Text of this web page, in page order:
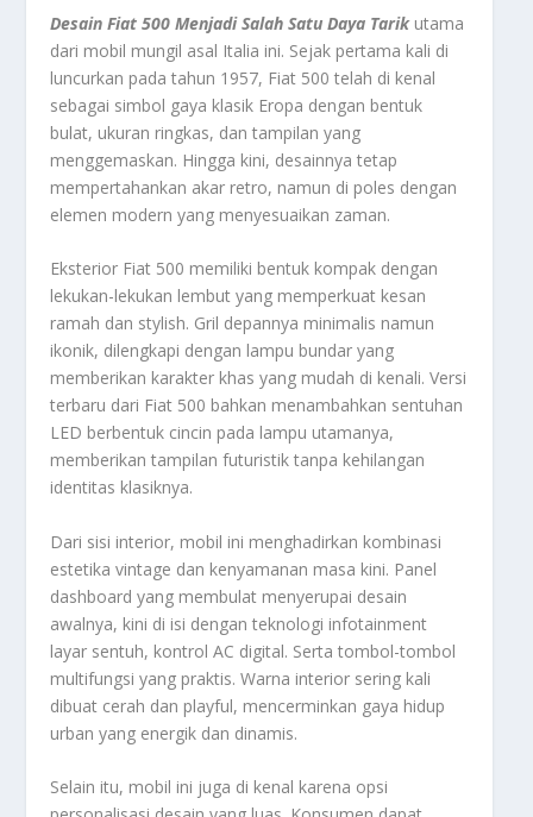
Desain Fiat 500 Menjadi Salah Satu Daya Tarikutama
dari mobil mungil asal Italia ini. Sejak pertama kali di
luncurkan pada tahun 1957, Fiat 500 telah di kenal
sebagai simbol gaya klasik Eropa dengan bentuk
bulat, ukuran ringkas, dan tampilan yang
menggemaskan. Hingga kini, desainnya tetap
mempertahankan akar retro, namun di poles dengan
elemen modern yang menyesuaikan zaman.
Eksterior Fiat 500 memiliki bentuk kompak dengan
lekukan-lekukan lembut yang memperkuat kesan
ramah dan stylish. Gril depannya minimalis namun
ikonik, dilengkapi dengan lampu bundar yang
memberikan karakter khas yang mudah di kenali. Versi
terbaru dari Fiat 500 bahkan menambahkan sentuhan
LED berbentuk cincin pada lampu utamanya,
memberikan tampilan futuristik tanpa kehilangan
identitas klasiknya.
Dari sisi interior, mobil ini menghadirkan kombinasi
estetika vintage dan kenyamanan masa kini. Panel
dashboard yang membulat menyerupai desain
awalnya, kini di isi dengan teknologi infotainment
layar sentuh, kontrol AC digital. Serta tombol-tombol
multifungsi yang praktis. Warna interior sering kali
dibuat cerah dan playful, mencerminkan gaya hidup
urban yang energik dan dinamis.
Selain itu, mobil ini juga di kenal karena opsi